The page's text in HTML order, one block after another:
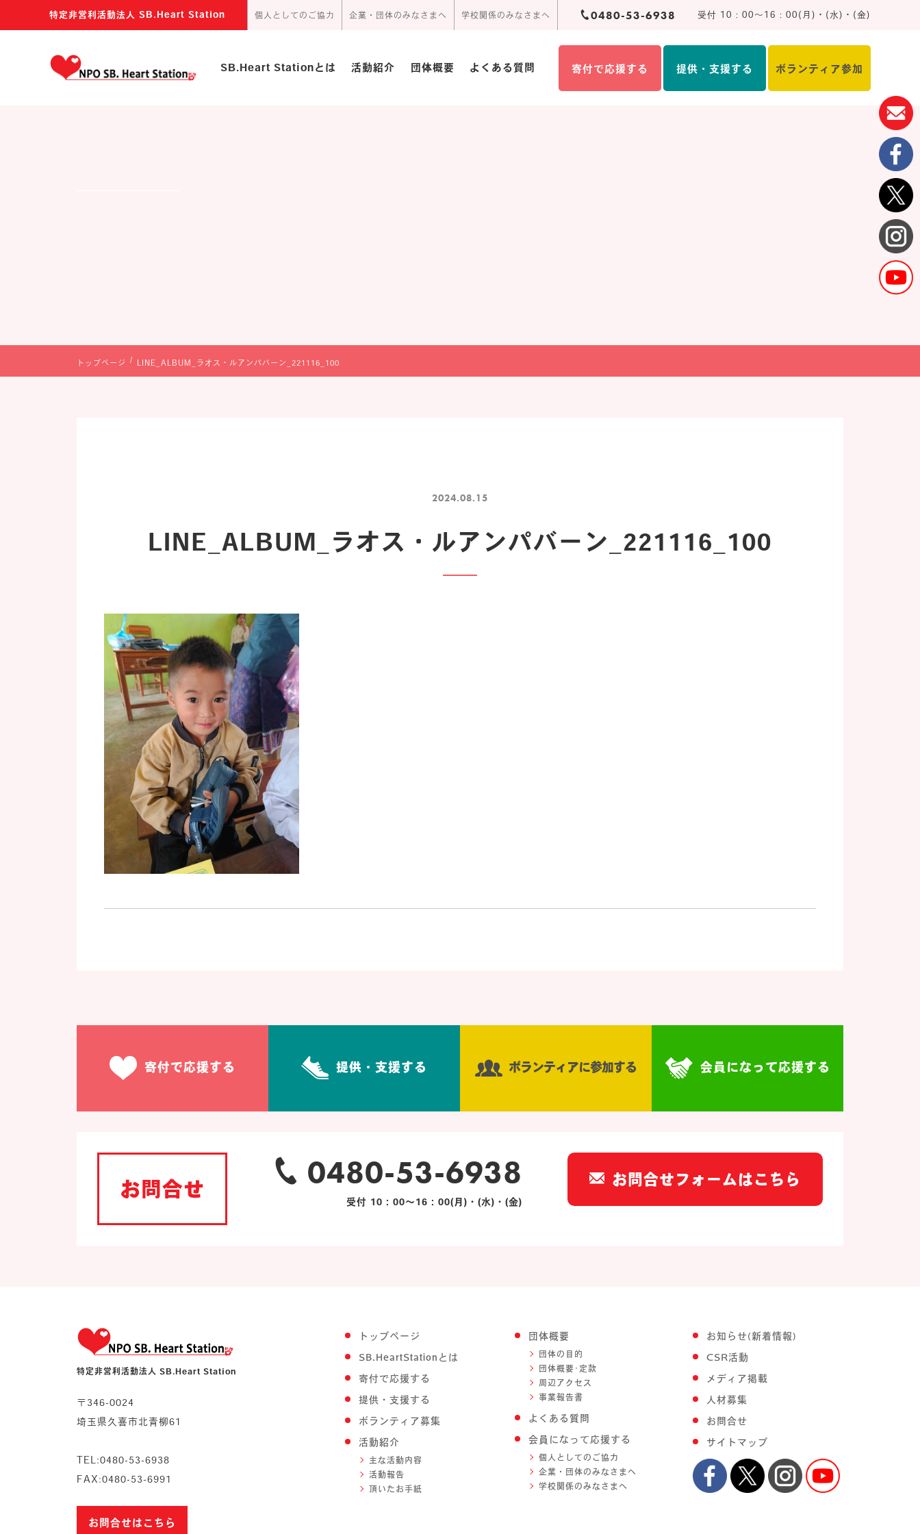
特定非営利活動法人 SB.Heart Station 個人としてのご協力 企業・団体のみなさまへ 学校関係のみなさまへ 0480-53-6938 受付 10：00～16：00(月)・(水)・(金)
SB.Heart Stationとは 活動紹介 団体概要 よくある質問 寄付で応援する 提供・支援する ボランティア参加
トップページ LINE_ALBUM_ラオス・ルアンパバーン_221116_100
2024.08.15
LINE_ALBUM_ラオス・ルアンパバーン_221116_100
寄付で応援する 提供・支援する ボランティアに参加する 会員になって応援する
お問合せ 0480-53-6938
受付 10：00～16：00(月)・(水)・(金)
お問合せフォームはこちら
特定非営利活動法人 SB.Heart Station
〒346-0024
埼玉県久喜市北青柳61
TEL:0480-53-6938
FAX:0480-53-6991
お問合せはこちら
トップページ
SB.HeartStationとは
寄付で応援する
提供・支援する
ボランティア募集
活動紹介
主な活動内容
活動報告
頂いたお手紙
団体概要
団体の目的
団体概要･定款
周辺アクセス
事業報告書
よくある質問
会員になって応援する
個人としてのご協力
企業・団体のみなさまへ
学校関係のみなさまへ
お知らせ(新着情報)
CSR活動
メディア掲載
人材募集
お問合せ
サイトマップ